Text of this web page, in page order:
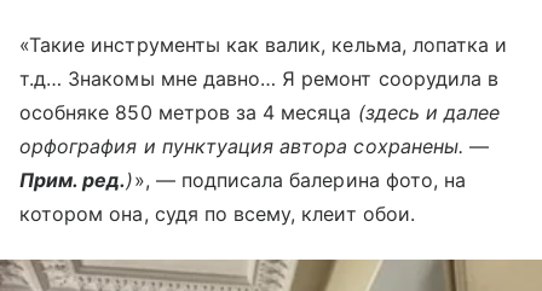
«Такие инструменты как валик, кельма, лопатка и
т.д… Знакомы мне давно… Я ремонт соорудила в
особняке 850 метров за 4 месяца (здесь и далее
орфография и пунктуация автора сохранены.—
Прим. ред.)», — подписала балерина фото, на
котором она, судя по всему, клеит обои.